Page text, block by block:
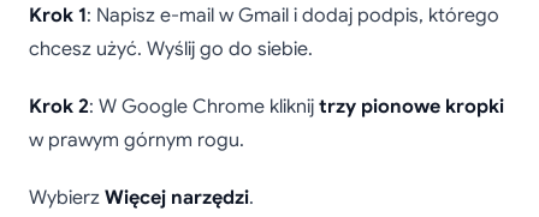
Krok 1: Napisz e-mail w Gmail i dodaj podpis, którego
chcesz użyć. Wyślij go do siebie.
Krok 2: W Google Chrome kliknij trzy pionowe kropki
w prawym górnym rogu.
Wybierz Więcej narzędzi.